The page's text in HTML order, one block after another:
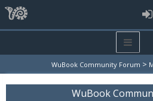
WuBook Community Forum >
WuBook